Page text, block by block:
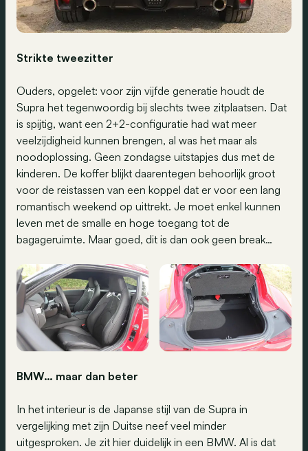
Strikte tweezitter
Ouders, opgelet: voor zijn vijfde generatie houdt de
Supra het tegenwoordig bij slechts twee zitplaatsen. Dat
is spijtig, want een 2+2-configuratie had wat meer
veelzijdigheid kunnen brengen, al was het maar als
noodoplossing. Geen zondagse uitstapjes dus met de
kinderen. De koffer blijkt daarentegen behoorlijk groot
voor de reistassen van een koppel dat er voor een lang
romantisch weekend op uittrekt. Je moet enkel kunnen
leven met de smalle en hoge toegang tot de
bagageruimte. Maar goed, dit is dan ook geen break…
BMW… maar dan beter
In het interieur is de Japanse stijl van de Supra in
vergelijking met zijn Duitse neef veel minder
uitgesproken. Je zit hier duidelijk in een BMW. Al is dat